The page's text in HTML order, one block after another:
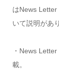
はNews
いて説明があ
・News
載。